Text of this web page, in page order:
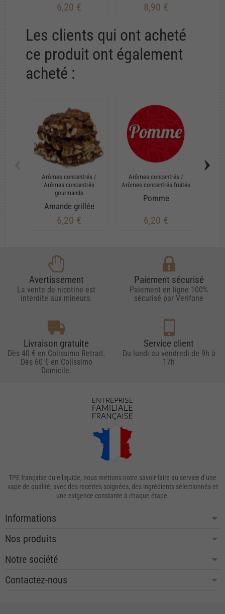
6,20 € 8,90 €
Les clients qui ont acheté
ce produit ont également
acheté :
Arômes concentrés /
Arômes concentrés
gourmands
Amande grillée
6,20 €
Arômes concentrés /
Arômes concentrés fruités
Pomme
6,20 €
›
Avertissement
La vente de nicotine est
interdite aux mineurs.
Paiement sécurisé
Paiement en ligne 100%
sécurisé par Verifone
Livraison gratuite
Dès 40 € en Colissimo Retrait.
Dès 60 € en Colissimo
Domicile.
Service client
Du lundi au vendredi de 9h à
17h
TPE française du e-liquide, nous mettons notre savoir-faire au service d’une
vape de qualité, avec des recettes soignées, des ingrédients sélectionnés et
une exigence constante à chaque étape.
Informations
Nos produits
Notre société
Contactez-nous